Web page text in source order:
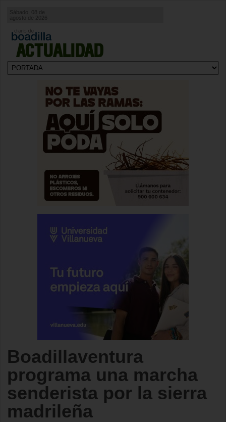
ACTUALIDAD
Sábado, 08 de
agosto de 2026
Boadillaventura
programa una marcha
senderista por la sierra
madrileña